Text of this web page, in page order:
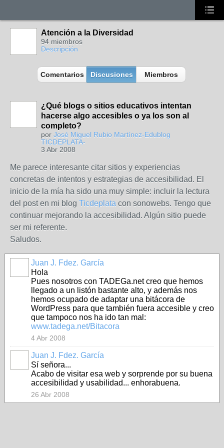
Atención a la Diversidad
94 miembros
Descripción
Comentarios Discusiones Miembros
¿Qué blogs o sitios educativos intentan
hacerse algo accesibles o ya los son al
completo?
por José Miguel Rubio Martínez-Edublog
TICDEPLATA-
3 Abr 2008
Me parece interesante citar sitios y experiencias
concretas de intentos y estrategias de accesibilidad. El
inicio de la mía ha sido una muy simple: incluir la lectura
del post en mi blog Ticdeplata con sonowebs. Tengo que
continuar mejorando la accesibilidad. Algún sitio puede
ser mi referente.
Saludos.
Juan J. Fdez. García
Hola
Pues nosotros con TADEGa.net creo que hemos
llegado a un listón bastante alto, y además nos
hemos ocupado de adaptar una bitácora de
WordPress para que también fuera accesible y creo
que tampoco nos ha ido tan mal:
www.tadega.net/Bitacora
4 Abr 2008
Juan J. Fdez. García
Sí señora...
Acabo de visitar esa web y sorprende por su buena
accesibilidad y usabilidad... enhorabuena.
26 Abr 2008